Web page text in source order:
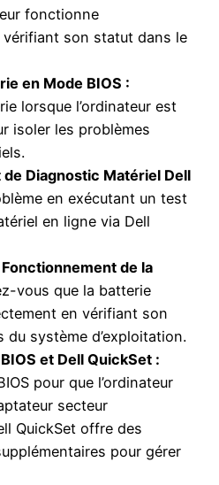
fonctionne
son statut dans le
en Mode BIOS :
lorsque l’ordinateur est
isoler les problèmes
Diagnostic Matériel Dell
en exécutant un test
en ligne via Dell
de la
vous que la batterie
en vérifiant son
système d’exploitation.
et Dell QuickSet :
pour que l’ordinateur
secteur
QuickSet offre des
pour gérer